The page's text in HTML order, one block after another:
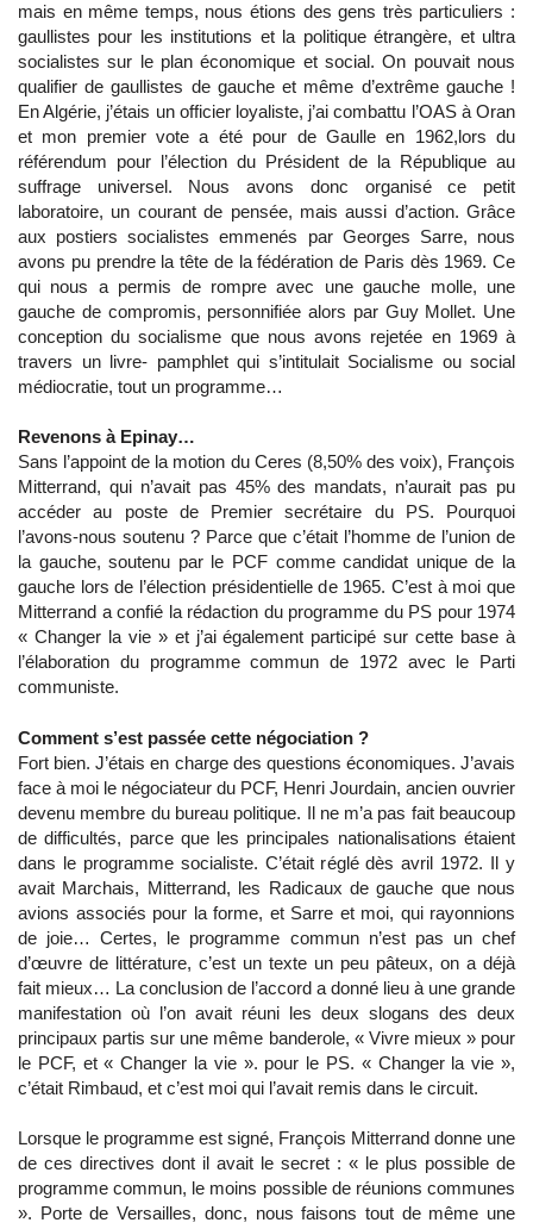
mais en même temps, nous étions des gens très particuliers :
gaullistes pour les institutions et la politique étrangère, et ultra
socialistes sur le plan économique et social. On pouvait nous
qualifier de gaullistes de gauche et même d’extrême gauche !
En Algérie, j’étais un officier loyaliste, j’ai combattu l’OAS à Oran
et mon premier vote a été pour de Gaulle en 1962,lors du
référendum pour l’élection du Président de la République au
suffrage universel. Nous avons donc organisé ce petit
laboratoire, un courant de pensée, mais aussi d’action. Grâce
aux postiers socialistes emmenés par Georges Sarre, nous
avons pu prendre la tête de la fédération de Paris dès 1969. Ce
qui nous a permis de rompre avec une gauche molle, une
gauche de compromis, personnifiée alors par Guy Mollet. Une
conception du socialisme que nous avons rejetée en 1969 à
travers un livre- pamphlet qui s’intitulait Socialisme ou social
médiocratie, tout un programme…
Revenons à Epinay…
Sans l’appoint de la motion du Ceres (8,50% des voix), François
Mitterrand, qui n’avait pas 45% des mandats, n’aurait pas pu
accéder au poste de Premier secrétaire du PS. Pourquoi
l’avons-nous soutenu ? Parce que c’était l’homme de l’union de
la gauche, soutenu par le PCF comme candidat unique de la
gauche lors de l’élection présidentielle de 1965. C’est à moi que
Mitterrand a confié la rédaction du programme du PS pour 1974
« Changer la vie » et j’ai également participé sur cette base à
l’élaboration du programme commun de 1972 avec le Parti
communiste.
Comment s’est passée cette négociation ?
Fort bien. J’étais en charge des questions économiques. J’avais
face à moi le négociateur du PCF, Henri Jourdain, ancien ouvrier
devenu membre du bureau politique. Il ne m’a pas fait beaucoup
de difficultés, parce que les principales nationalisations étaient
dans le programme socialiste. C’était réglé dès avril 1972. Il y
avait Marchais, Mitterrand, les Radicaux de gauche que nous
avions associés pour la forme, et Sarre et moi, qui rayonnions
de joie… Certes, le programme commun n’est pas un chef
d’œuvre de littérature, c’est un texte un peu pâteux, on a déjà
fait mieux… La conclusion de l’accord a donné lieu à une grande
manifestation où l’on avait réuni les deux slogans des deux
principaux partis sur une même banderole, « Vivre mieux » pour
le PCF, et « Changer la vie ». pour le PS. « Changer la vie »,
c’était Rimbaud, et c’est moi qui l’avait remis dans le circuit.
Lorsque le programme est signé, François Mitterrand donne une
de ces directives dont il avait le secret : « le plus possible de
programme commun, le moins possible de réunions communes
». Porte de Versailles, donc, nous faisons tout de même une